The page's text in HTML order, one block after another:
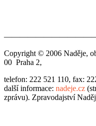
Copyright © 2006 Naděje,
00 Praha 2,
telefon: 222 521 110, fax:
další informace: nadeje.cz
zprávu). Zpravodajství